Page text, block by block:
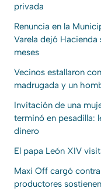
privada
Renuncia en la
Varela dejó Hacienda
meses
Vecinos estallaron
madrugada y un
Invitación de una
terminó en pesadilla:
dinero
El papa León XIV
Maxi Off cargó
productores